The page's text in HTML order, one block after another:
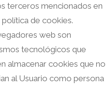
terceros mencionados en
política de cookies.
web son
tecnológicos que
almacenar cookies que no
al Usuario como persona